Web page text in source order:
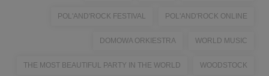
POL'AND'ROCK FESTIVAL POL'AND'ROCK ONLINE
DOMOWA ORKIESTRA WORLD MUSIC
THE MOST BEAUTIFUL PARTY IN THE WORLD WOODSTOCK